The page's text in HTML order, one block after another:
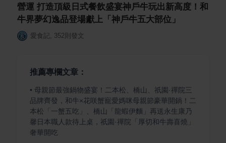
營運 打造頂級日式餐飲盛宴神戶牛玩出新高度！和
牛界夢幻逸品登場獻上「神戶牛五大部位」
愛食記 352 則發文
推薦專欄文章：
• 母親節最強鍋物盛宴！二本松、橋山、祇園·禪院三
品牌齊發，和牛×花咲蟹寵愛媽咪母親節豪華開鍋！二
本松「一蟹五吃」、橋山「龍蝦伊麵」再送永生康乃
馨日本職人款待上桌，祇園·禪院「厚切和牛壽喜燒」
奢華開吃